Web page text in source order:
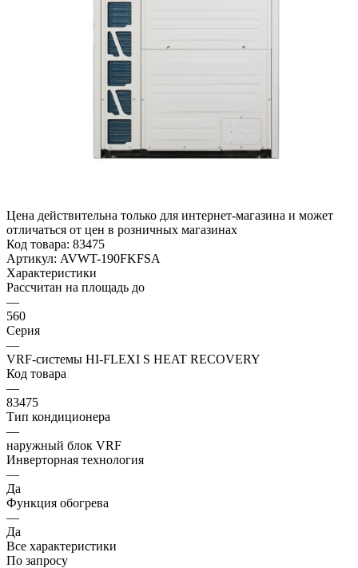
Цена действительна только для интернет-магазина и может
отличаться от цен в розничных магазинах
Код товара: 83475
Артикул: AVWT-190FKFSA
Характеристики
Рассчитан на площадь до
—
560
Серия
—
VRF-системы HI-FLEXI S HEAT RECOVERY
Код товара
—
83475
Тип кондиционера
—
наружный блок VRF
Инверторная технология
—
Да
Функция обогрева
—
Да
Все характеристики
По запросу